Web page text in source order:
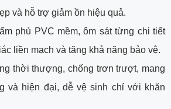
và hỗ trợ giảm ồn hiệu quả.
phủ PVC mềm, ôm sát từng chi tiết
liền mạch và tăng khả năng bảo vệ.
thời thượng, chống trơn trượt, mang
và hiện đại, dễ vệ sinh chỉ với khăn